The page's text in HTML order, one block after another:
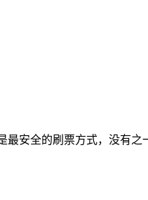
安全的刷票方式，没有